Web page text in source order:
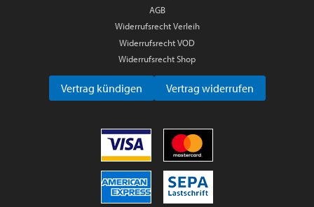
AGB
Widerrufsrecht Verleih
Widerrufsrecht VOD
Widerrufsrecht Shop
Vertrag kündigen Vertrag widerrufen